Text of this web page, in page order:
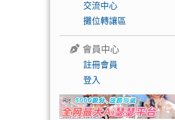
交流中心
攤位轉讓區
會員中心
註冊會員
登入